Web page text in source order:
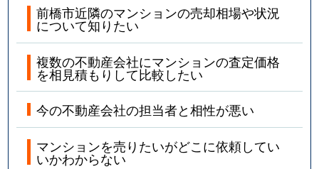
前橋市近隣のマンションの売却相場や状況
について知りたい
複数の不動産会社にマンションの査定価格
を相見積もりして比較したい
今の不動産会社の担当者と相性が悪い
マンションを売りたいがどこに依頼してい
いかわからない